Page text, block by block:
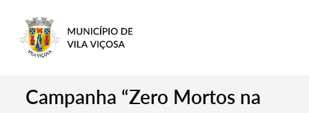
Campanha “Zero Mortos na